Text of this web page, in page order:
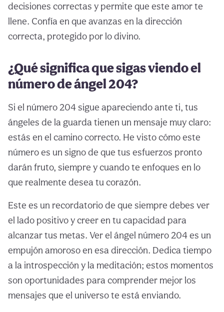
decisiones correctas y permite que este amor te
llene. Confía en que avanzas en la dirección
correcta, protegido por lo divino.
¿Qué significa que sigas viendo el
número de ángel 204?
Si el número 204 sigue apareciendo ante ti, tus
ángeles de la guarda tienen un mensaje muy claro:
estás en el camino correcto. He visto cómo este
número es un signo de que tus esfuerzos pronto
darán fruto, siempre y cuando te enfoques en lo
que realmente desea tu corazón.
Este es un recordatorio de que siempre debes ver
el lado positivo y creer en tu capacidad para
alcanzar tus metas. Ver el ángel número 204 es un
empujón amoroso en esa dirección. Dedica tiempo
a la introspección y la meditación; estos momentos
son oportunidades para comprender mejor los
mensajes que el universo te está enviando.